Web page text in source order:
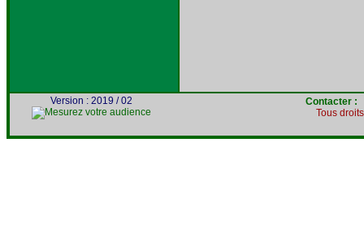
Version : 2019 / 02
Contacter :
Tous